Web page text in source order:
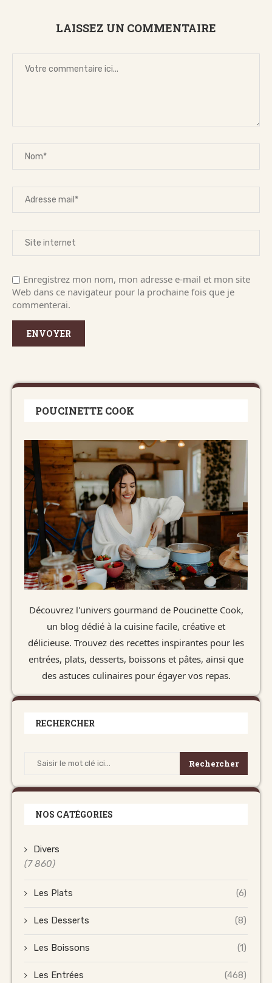
LAISSEZ UN COMMENTAIRE
Enregistrez mon nom, mon adresse e-mail et mon site
Web dans ce navigateur pour la prochaine fois que je
commenterai.
POUCINETTE COOK
Découvrez l'univers gourmand de Poucinette Cook,
un blog dédié à la cuisine facile, créative et
délicieuse. Trouvez des recettes inspirantes pour les
entrées, plats, desserts, boissons et pâtes, ainsi que
des astuces culinaires pour égayer vos repas.
RECHERCHER
Rechercher
NOS CATÉGORIES
Divers
(7 860)
Les Plats (6)
Les Desserts (8)
Les Boissons (1)
Les Entrées (468)